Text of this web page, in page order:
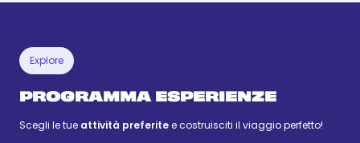
Explore
PROGRAMMA ESPERIENZE
Scegli le tue attività preferitee costruisciti il viaggio perfetto!